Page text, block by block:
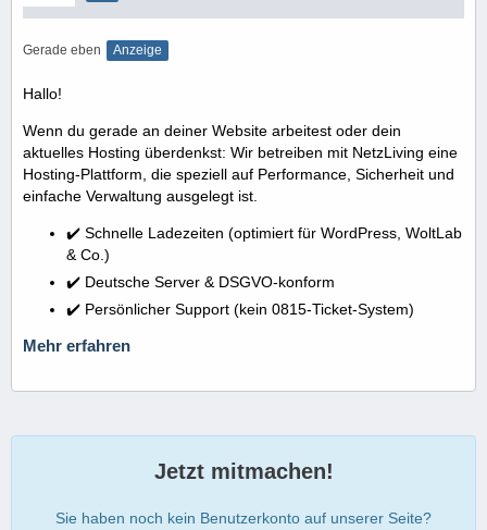
Gerade eben Anzeige
Hallo!
Wenn du gerade an deiner Website arbeitest oder dein
aktuelles Hosting überdenkst: Wir betreiben mit NetzLiving eine
Hosting-Plattform, die speziell auf Performance, Sicherheit und
einfache Verwaltung ausgelegt ist.
✔️ Schnelle Ladezeiten (optimiert für WordPress, WoltLab
& Co.)
✔️ Deutsche Server & DSGVO-konform
✔️ Persönlicher Support (kein 0815-Ticket-System)
Mehr erfahren
Jetzt mitmachen!
Sie haben noch kein Benutzerkonto auf unserer Seite?